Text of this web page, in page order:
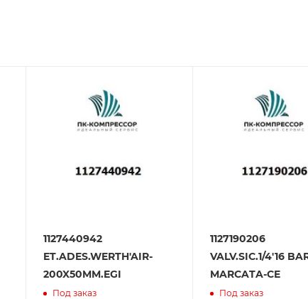
оборудования. ООО «ПК-Компрессор» - надежный
1127440942
ET.ADES.WERTH'AIR-
200X50MM.EGI
Под заказ
1127190206
VALV.SIC.1/4'16
MARCATA-CE
Под заказ